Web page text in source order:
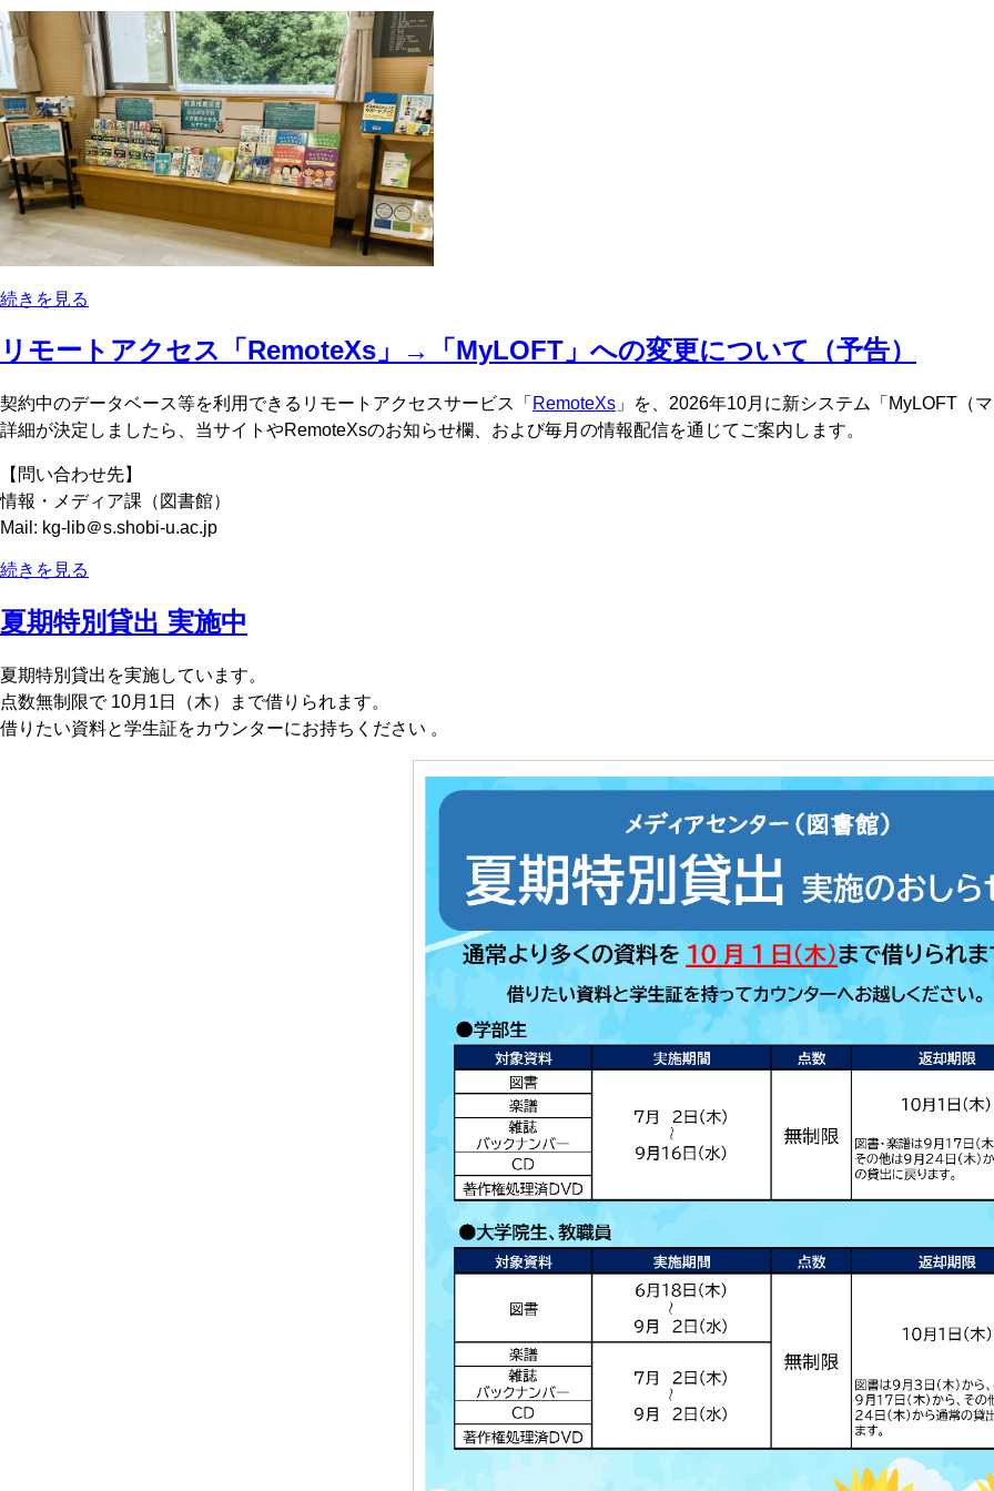
続きを見る
リモートアクセス「RemoteXs」→「MyLOFT」への変更について（予告）
契約中のデータベース等を利用できるリモートアクセスサービス「 RemoteXs 」を、2026年10月に新システム「MyLOFT（
詳細が決定しましたら、当サイトやRemoteXsのお知らせ欄、および毎月の情報配信を通じてご案内します。
【問い合わせ先】
情報・メディア課（図書館）
Mail: kg-lib＠s.shobi-u.ac.jp
続きを見る
夏期特別貸出 実施中
夏期特別貸出を実施しています。
点数無制限で 10月1日（木）まで借りられます。
借りたい資料と学生証をカウンターにお持ちください 。